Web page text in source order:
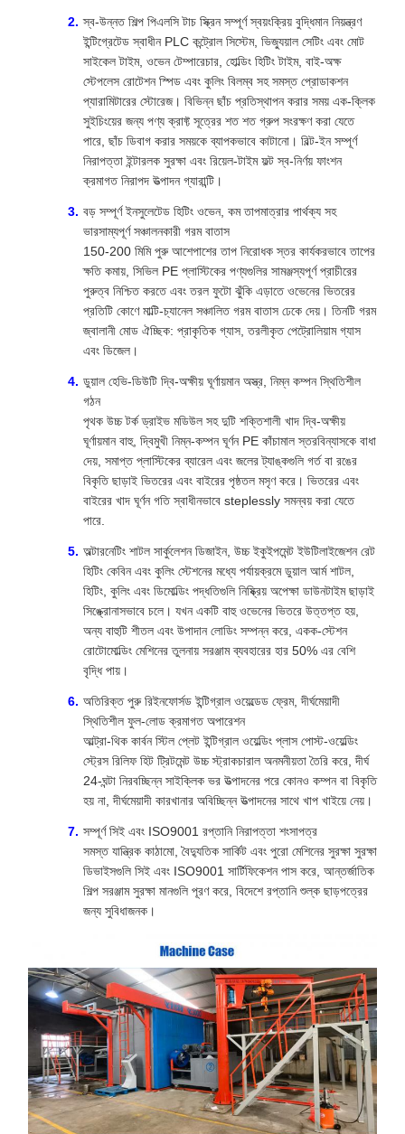
স্ব-উন্নত শিল্প পিএলসি টাচ স্ক্রিন সম্পূর্ণ স্বয়ংক্রিয় বুদ্ধিমান নিয়ন্ত্রণ
ইন্টিগ্রেটেড স্বাধীন PLC কন্ট্রোল সিস্টেম, ভিজ্যুয়াল সেটিং এবং মোট
সাইকেল টাইম, ওভেন টেম্পারেচার, হোল্ডিং হিটিং টাইম, বাই-অক্ষ
স্টেপলেস রোটেশন স্পিড এবং কুলিং বিলম্ব সহ সমস্ত প্রোডাকশন
প্যারামিটারের স্টোরেজ। বিভিন্ন ছাঁচ প্রতিস্থাপন করার সময় এক-ক্লিক
সুইচিংয়ের জন্য পণ্য ক্রাফ্ট সূত্রের শত শত গ্রুপ সংরক্ষণ করা যেতে
পারে, ছাঁচ ডিবাগ করার সময়কে ব্যাপকভাবে কাটানো। বিল্ট-ইন সম্পূর্ণ
নিরাপত্তা ইন্টারলক সুরক্ষা এবং রিয়েল-টাইম ফল্ট স্ব-নির্ণয় ফাংশন
ক্রমাগত নিরাপদ উত্পাদন গ্যারান্টি।
বড় সম্পূর্ণ ইনসুলেটেড হিটিং ওভেন, কম তাপমাত্রার পার্থক্য সহ
ভারসাম্যপূর্ণ সঞ্চালনকারী গরম বাতাস
150-200 মিমি পুরু আশেপাশের তাপ নিরোধক স্তর কার্যকরভাবে তাপের
ক্ষতি কমায়, সিভিল PE প্লাস্টিকের পণ্যগুলির সামঞ্জস্যপূর্ণ প্রাচীরের
পুরুত্ব নিশ্চিত করতে এবং তরল ফুটো ঝুঁকি এড়াতে ওভেনের ভিতরের
প্রতিটি কোণে মাল্টি-চ্যানেল সঞ্চালিত গরম বাতাস ঢেকে দেয়। তিনটি গরম
জ্বালানী মোড ঐচ্ছিক: প্রাকৃতিক গ্যাস, তরলীকৃত পেট্রোলিয়াম গ্যাস
এবং ডিজেল।
ডুয়াল হেভি-ডিউটি ​​দ্বি-অক্ষীয় ঘূর্ণায়মান অস্ত্র, নিম্ন কম্পন স্থিতিশীল
গঠন
পৃথক উচ্চ টর্ক ড্রাইভ মডিউল সহ দুটি শক্তিশালী খাদ দ্বি-অক্ষীয়
ঘূর্ণায়মান বাহু, দ্বিমুখী নিম্ন-কম্পন ঘূর্ণন PE কাঁচামাল স্তরবিন্যাসকে বাধা
দেয়, সমাপ্ত প্লাস্টিকের ব্যারেল এবং জলের ট্যাঙ্কগুলি গর্ত বা রঙের
বিকৃতি ছাড়াই ভিতরের এবং বাইরের পৃষ্ঠতল মসৃণ করে। ভিতরের এবং
বাইরের খাদ ঘূর্ণন গতি স্বাধীনভাবে steplessly সমন্বয় করা যেতে
পারে.
অল্টারনেটিং শাটল সার্কুলেশন ডিজাইন, উচ্চ ইকুইপমেন্ট ইউটিলাইজেশন রেট
হিটিং কেবিন এবং কুলিং স্টেশনের মধ্যে পর্যায়ক্রমে ডুয়াল আর্ম শাটল,
হিটিং, কুলিং এবং ডিমোল্ডিং পদ্ধতিগুলি নিষ্ক্রিয় অপেক্ষা ডাউনটাইম ছাড়াই
সিঙ্ক্রোনাসভাবে চলে। যখন একটি বাহু ওভেনের ভিতরে উত্তপ্ত হয়,
অন্য বাহুটি শীতল এবং উপাদান লোডিং সম্পন্ন করে, একক-স্টেশন
রোটোমোল্ডিং মেশিনের তুলনায় সরঞ্জাম ব্যবহারের হার 50% এর বেশি
বৃদ্ধি পায়।
অতিরিক্ত পুরু রিইনফোর্সড ইন্টিগ্রাল ওয়েল্ডেড ফ্রেম, দীর্ঘমেয়াদী
স্থিতিশীল ফুল-লোড ক্রমাগত অপারেশন
আল্ট্রা-থিক কার্বন স্টিল প্লেট ইন্টিগ্রাল ওয়েল্ডিং প্লাস পোস্ট-ওয়েল্ডিং
স্ট্রেস রিলিফ হিট ট্রিটমেন্ট উচ্চ স্ট্রাকচারাল অনমনীয়তা তৈরি করে, দীর্ঘ
24-ঘন্টা নিরবচ্ছিন্ন সাইক্লিক ভর উত্পাদনের পরে কোনও কম্পন বা বিকৃতি
হয় না, দীর্ঘমেয়াদী কারখানার অবিচ্ছিন্ন উত্পাদনের সাথে খাপ খাইয়ে নেয়।
সম্পূর্ণ সিই এবং ISO9001 রপ্তানি নিরাপত্তা শংসাপত্র
সমস্ত যান্ত্রিক কাঠামো, বৈদ্যুতিক সার্কিট এবং পুরো মেশিনের সুরক্ষা সুরক্ষা
ডিভাইসগুলি সিই এবং ISO9001 সার্টিফিকেশন পাস করে, আন্তর্জাতিক
শিল্প সরঞ্জাম সুরক্ষা মানগুলি পূরণ করে, বিদেশে রপ্তানি শুল্ক ছাড়পত্রের
জন্য সুবিধাজনক।